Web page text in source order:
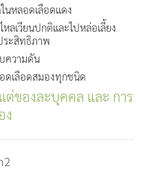
นหลอดเลือดแดง
ลเวียนปกติและไปหล่อเลี้ยง
ระสิทธิภาพ
ความดัน
ดเลือดสมองทุกชนิด
ของละบุคคล และ การ
ง